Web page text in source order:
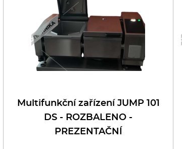
Multifunkční zařízení JUMP 101
DS - ROZBALENO -
PREZENTAČNÍ